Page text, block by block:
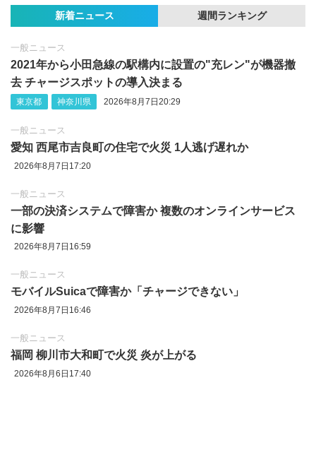
新着ニュース 週間ランキング
一般ニュース
2021年から小田急線の駅構内に設置の"充レン"が機器撤
去 チャージスポットの導入決まる
東京都 神奈川県 2026年8月7日20:29
一般ニュース
愛知 西尾市吉良町の住宅で火災 1人逃げ遅れか
2026年8月7日17:20
一般ニュース
一部の決済システムで障害か 複数のオンラインサービス
に影響
2026年8月7日16:59
一般ニュース
モバイルSuicaで障害か「チャージできない」
2026年8月7日16:46
一般ニュース
福岡 柳川市大和町で火災 炎が上がる
2026年8月6日17:40